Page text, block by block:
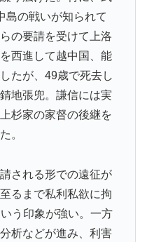
島の戦いが知られて
の要請を受けて上洛
西進して越中国、能
たが、49歳で死去し
地張兜。謙信には実
杉家の家督の後継を
。
される形での遠征が
るまで私利私欲に拘
う印象が強い。一方
析などが進み、利害